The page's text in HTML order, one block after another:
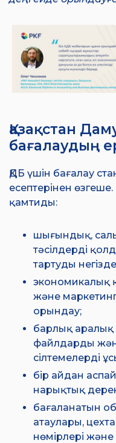
Қазақстан
бағалаудың
ҚДБ үшін бағалау
есептерінен
қамтиды:
шығындық,
тәсілдерді
тартуды
экономикалық
және
орындау;
барлық аралық
файлдарды
сілтемелерді
бір айдан
нарықтық
бағаланатын
атаулары,
нөмірлері